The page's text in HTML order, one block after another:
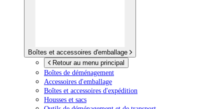
Boîtes et accessoires d'emballage
Retour au menu principal
Boîtes de déménagement
Accessoires d'emballage
Boîtes et accessoires d'expédition
Housses et sacs